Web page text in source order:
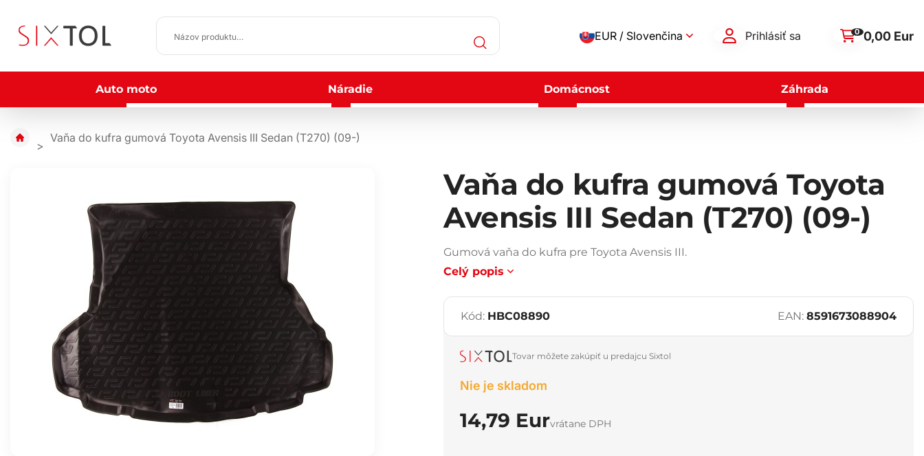
EUR / Slovenčina Prihlásiť sa 0 0,00 Eur
Auto moto Náradie Domácnost Záhrada
Vaňa do kufra gumová Toyota Avensis III Sedan (T270) (09-)
Vaňa do kufra gumová Toyota
Avensis III Sedan (T270) (09-)
Gumová vaňa do kufra pre Toyota Avensis III.
Celý popis
Kód: HBC08890 EAN: 8591673088904
Tovar môžete zakúpiť u predajcu Sixtol
Nie je skladom
14,79 Eurvrátane DPH